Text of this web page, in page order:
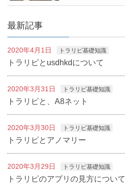
最新記事
2020年4月1日 トラリピ基礎知識
トラリピとusdhkdについて
2020年3月31日 トラリピ基礎知識
トラリピと、A8ネット
2020年3月30日 トラリピ基礎知識
トラリピとアノマリー
2020年3月29日 トラリピ基礎知識
トラリピのアプリの見方について